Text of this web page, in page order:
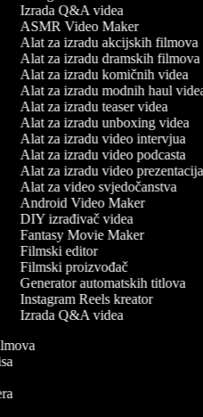
Izrada Q&A videa
ASMR Video Maker
Alat za izradu akcijskih filmova
Alat za izradu dramskih filmova
Alat za izradu komičnih videa
Alat za izradu modnih haul videa
Alat za izradu teaser videa
Alat za izradu unboxing videa
Alat za izradu video intervjua
Alat za izradu video podcasta
Alat za izradu video prezentacija
Alat za video svjedočanstva
Android Video Maker
DIY izrađivač videa
Fantasy Movie Maker
Filmski editor
Filmski proizvođač
Generator automatskih titlova
Instagram Reels kreator
Izrada Q&A videa